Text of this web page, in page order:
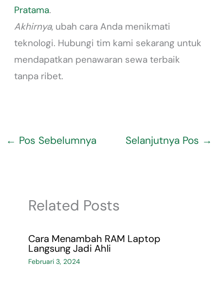
Pratama.
Akhirnya, ubah cara Anda menikmati
teknologi. Hubungi tim kami sekarang untuk
mendapatkan penawaran sewa terbaik
tanpa ribet.
← Pos Sebelumnya Selanjutnya Pos →
Related Posts
Cara Menambah RAM Laptop
Langsung Jadi Ahli
Februari 3, 2024